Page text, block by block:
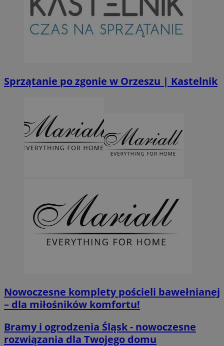
Sprzątanie po zgonie w Orzeszu | Kastelnik
Nowoczesne komplety pościeli bawełnianej
– dla miłośników komfortu!
Bramy i ogrodzenia Śląsk - nowoczesne
rozwiązania dla Twojego domu